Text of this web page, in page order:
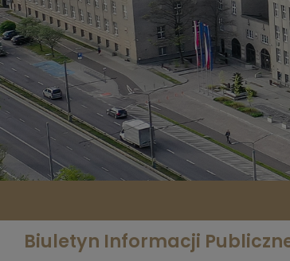
Biuletyn Informacji